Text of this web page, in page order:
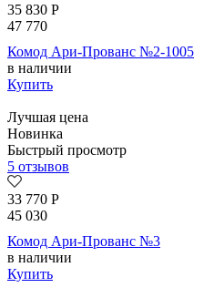
35 830 Р
47 770
Комод Ари-Прованс №2-1005
в наличии
Купить
Лучшая цена
Новинка
Быстрый просмотр
5 отзывов
33 770 Р
45 030
Комод Ари-Прованс №3
в наличии
Купить